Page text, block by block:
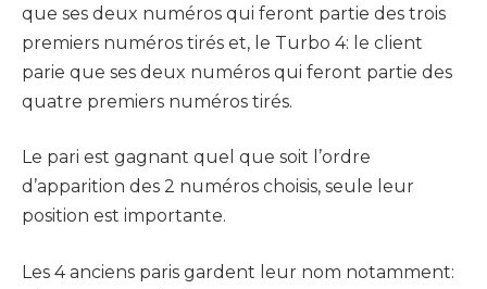
que ses deux numéros qui feront partie des trois
premiers numéros tirés et, le Turbo 4: le client
parie que ses deux numéros qui feront partie des
quatre premiers numéros tirés.
Le pari est gagnant quel que soit l’ordre
d’apparition des 2 numéros choisis, seule leur
position est importante.
Les 4 anciens paris gardent leur nom notamment: